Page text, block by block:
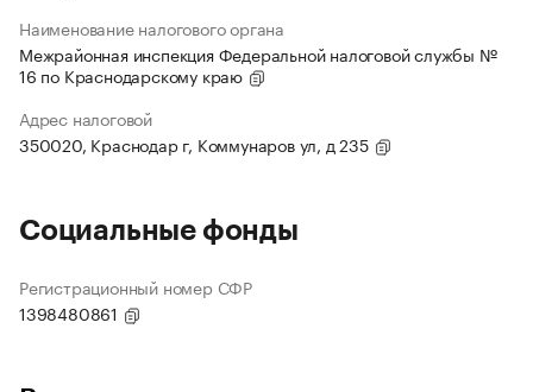
Наименование налогового органа
Межрайонная инспекция Федеральной налоговой службы №
16 по Краснодарскому краю
Адрес налоговой
350020, Краснодар г, Коммунаров ул, д 235
Социальные фонды
Регистрационный номер СФР
1398480861